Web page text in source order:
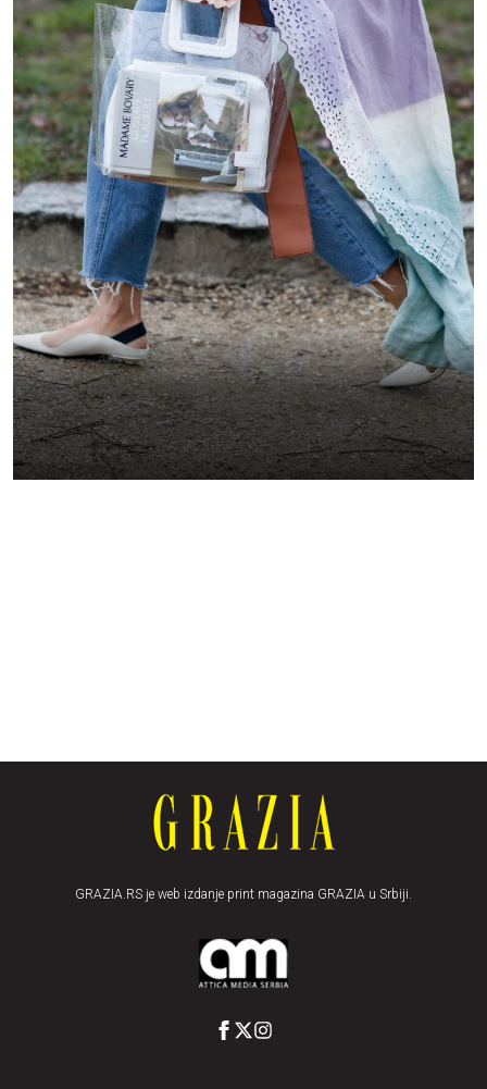
GRAZIA.RS je web izdanje print magazina GRAZIA u Srbiji.